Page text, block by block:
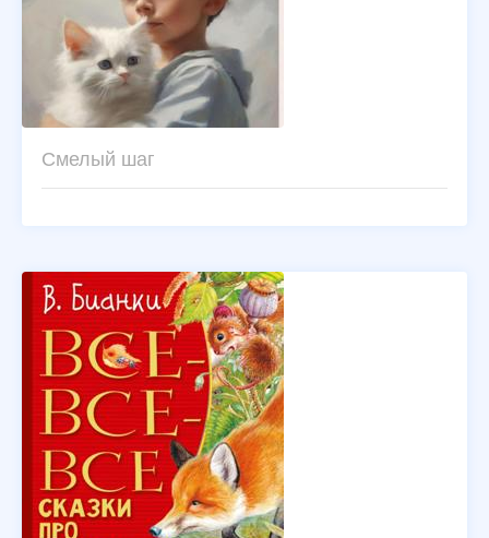
Смелый шаг